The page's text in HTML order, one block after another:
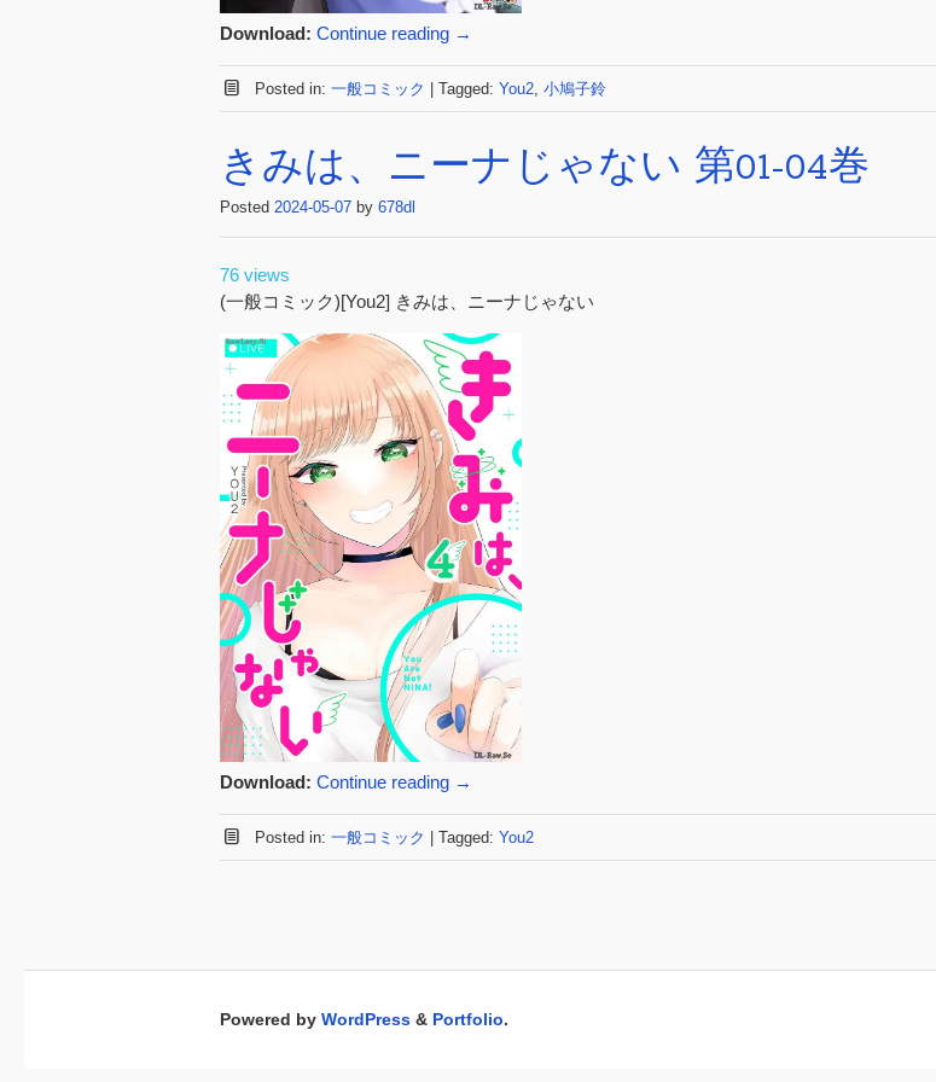
Download: Continue reading →
Posted in: 一般コミック Tagged: You2, 小鳩子鈴
きみは、ニーナじゃない 第01-04巻
Posted 2024-05-07 by 678dl
76 views
(一般コミック)[You2] きみは、ニーナじゃない
Download: Continue reading →
Posted in: 一般コミック Tagged: You2
Powered by WordPress & Portfolio.